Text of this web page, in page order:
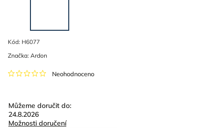
Kód: H6077
Neohodnoceno
Značka: Ardon
Můžeme doručit do:
24.8.2026
Možnosti doručení